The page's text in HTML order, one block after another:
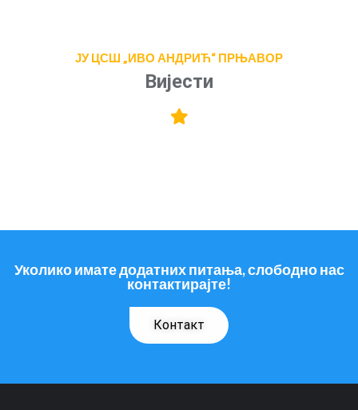
ЈУ ЦСШ „ИВО АНДРИЋ“ ПРЊАВОР​
Вијести
Уколико имате додатних питања, слободно нас
контактирајте!
Контакт